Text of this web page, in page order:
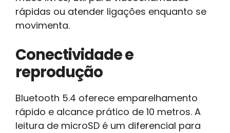
rápidas ou atender ligações enquanto se
movimenta.
Conectividade e
reprodução
Bluetooth 5.4 oferece emparelhamento
rápido e alcance prático de 10 metros. A
leitura de microSD é um diferencial para